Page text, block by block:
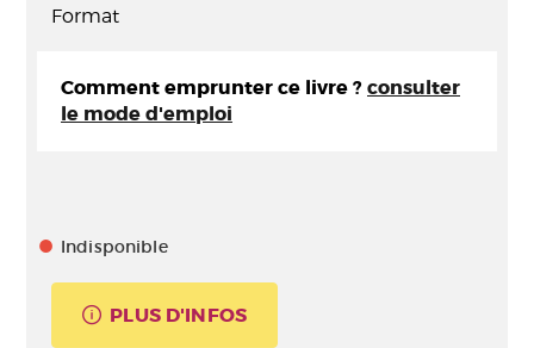
Format
Comment emprunter ce livre ? consulter
le mode d'emploi
Indisponible
PLUS D'INFOS